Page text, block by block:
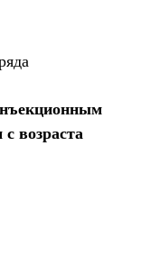
возраста